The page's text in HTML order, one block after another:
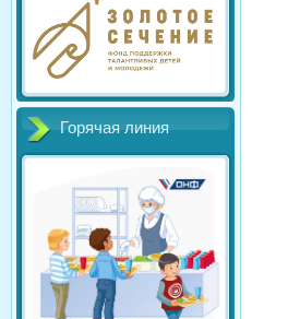
Горячая линия